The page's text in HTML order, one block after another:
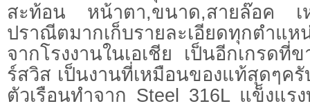
สะท้อน หน้าตา,ขนาด,สายล๊อค
ปราณีตมากเก็บรายละเอียดทุกตำ
จากโรงงานในเอเชีย เป็นอีกเกรดที่
ร์สวิส เป็นงานที่เหมือนของแท้สุดๆครั
ตัวเรือนทำจาก Steel 316L แข็งแร